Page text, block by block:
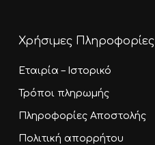
Χρήσιμες Πληροφορίες
Εταιρία – Ιστορικό
Τρόποι πληρωμής
Πληροφορίες Αποστολής
Πολιτική απορρήτου